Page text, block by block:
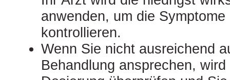
anwenden, um die
kontrollieren.
Wenn Sie nicht ausreichend
Behandlung ansprechen,